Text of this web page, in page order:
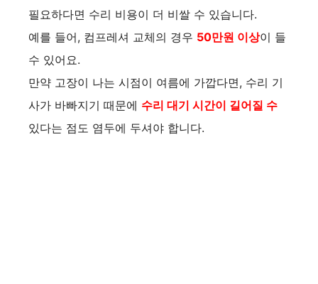
필요하다면 수리 비용이 더 비쌀 수 있습니다.
예를 들어, 컴프레셔 교체의 경우 50만원 이상이 들
수 있어요.
만약 고장이 나는 시점이 여름에 가깝다면, 수리 기
사가 바빠지기 때문에 수리 대기 시간이 길어질 수
있다는 점도 염두에 두셔야 합니다.